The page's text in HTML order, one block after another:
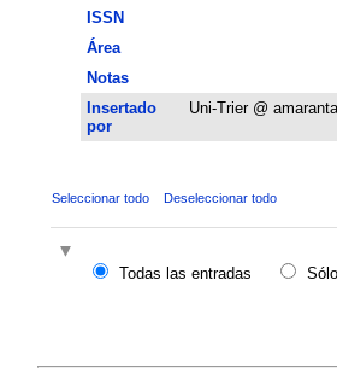
ISSN
Área
Notas
Insertado
por
Uni-Trier @
Seleccionar todo Deseleccionar todo
Todas las entradas